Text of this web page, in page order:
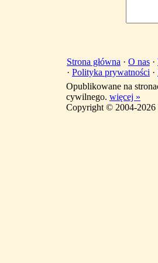
Strona główna · O nas ·
· Polityka prywatności ·
Opublikowane na
cywilnego. więcej »
Copyright © 2004-2026